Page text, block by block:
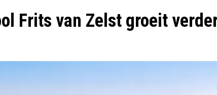
Frits van Zelst groeit